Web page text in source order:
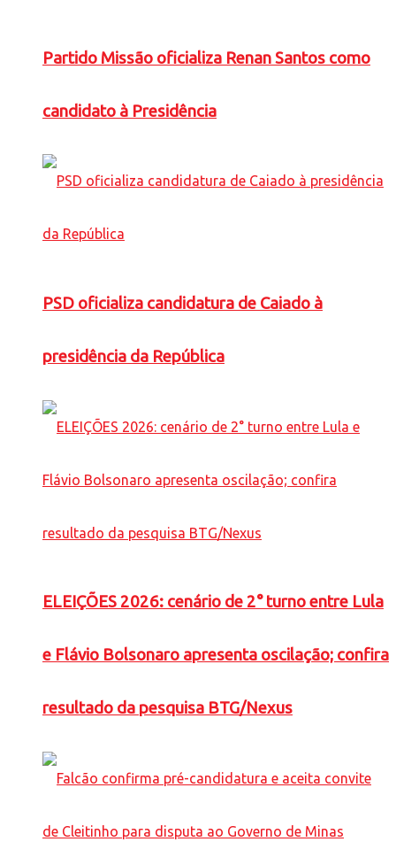
Partido Missão oficializa Renan Santos como
candidato à Presidência
PSD oficializa candidatura de Caiado à
presidência da República
ELEIÇÕES 2026: cenário de 2° turno entre Lula
e Flávio Bolsonaro apresenta oscilação; confira
resultado da pesquisa BTG/Nexus